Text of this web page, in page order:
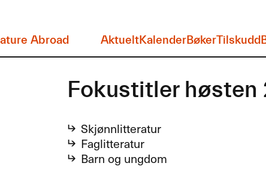
Abroad
AktueltKalenderBøkerTilskudd
Fokustitler høsten
Skjønnlitteratur
Faglitteratur
Barn og ungdom